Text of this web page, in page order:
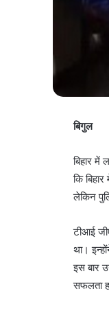
बिगुल
बिहार में
कि
लेकिन
टीआई
था।
इस बार
सफलता